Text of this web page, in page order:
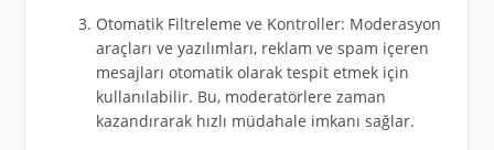
Otomatik Filtreleme ve Kontroller: Moderasyon
araçları ve yazılımları, reklam ve spam içeren
mesajları otomatik olarak tespit etmek için
kullanılabilir. Bu, moderatörlere zaman
kazandırarak hızlı müdahale imkanı sağlar.